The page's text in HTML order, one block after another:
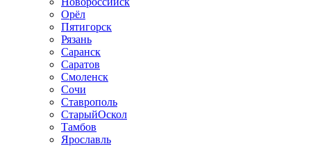
Орёл
Пятигорск
Рязань
Саранск
Саратов
Смоленск
Сочи
Ставрополь
СтарыйОскол
Тамбов
Ярославль